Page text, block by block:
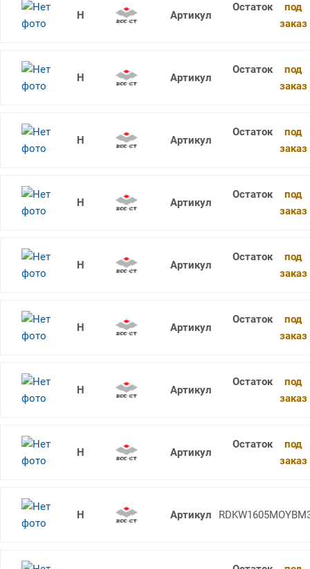
RDKW12T3MO-3 YBG105
под
заказ
RDKW1604MO-3 YBG102
под
заказ
RDKW1604MO-3 YBG205
под
заказ
RDKW1604MO-3 YBG302
под
заказ
RDKW1604MO-3 YBM253
под
заказ
RDKW1605MO YBG202
под
заказ
RDKW1605MO YBG212
под
заказ
RDKW1605MO YBG302
под
заказ
RDKW1605MO YBM351